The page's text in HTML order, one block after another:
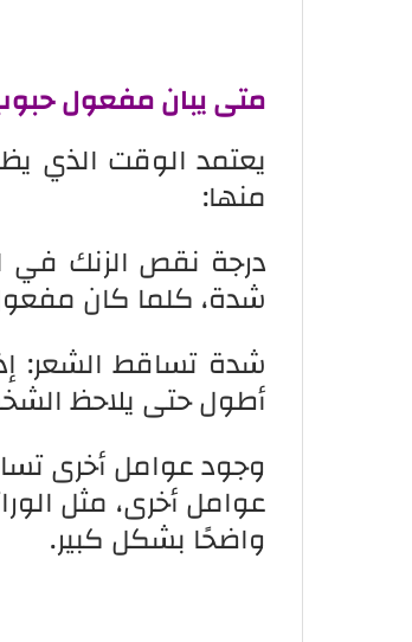
متى يبان مفعول
يعتمد الوقت الذي
منها:
درجة نقص الزنك في
شدة، كلما كان
شدة تساقط الشعر:
أطول حتى يلاحظ
وجود عوامل أخرى
عوامل أخرى، مثل
واضحًا بشكل كبير.